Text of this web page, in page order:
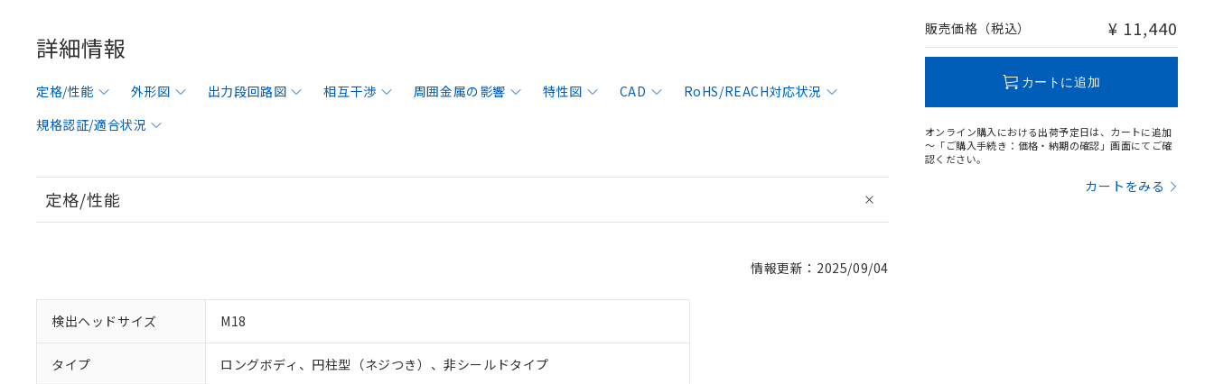
詳細情報
定格/性能 外形図 出力段回路図 相互干渉 周囲金属の影響 特性図 CAD
RoHS/REACH対応状況
規格認証/適合状況
定格/性能
情報更新：2025/09/04
検出ヘッドサイズ M18
タイプ ロングボディ、円柱型（ネジつき）、非シールドタイプ
販売価格（税込） ¥ 11,440
カートに追加
オンライン購入における出荷予定日は、カートに追加
～「ご購入手続き：価格・納期の確認」画面にてご確
認ください。
カートをみる